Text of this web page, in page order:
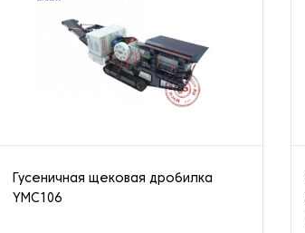
Гусеничная щековая дробилка
YMC106